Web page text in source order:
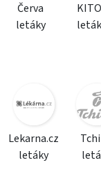
Červa
letáky
Lekarna.cz
letáky